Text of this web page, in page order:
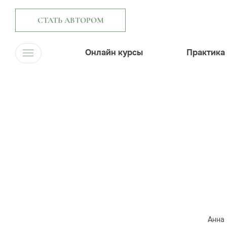
СТАТЬ АВТОРОМ
Онлайн курсы Практика
Анна